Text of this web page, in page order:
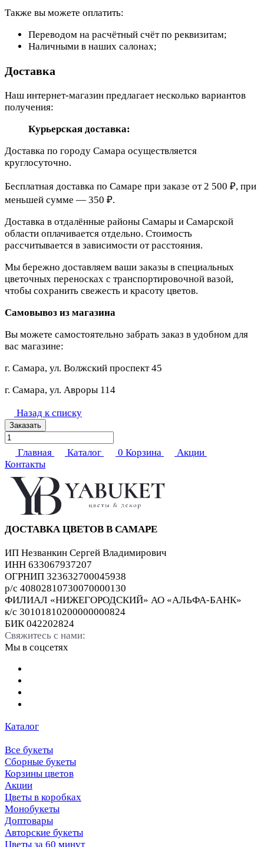
Также вы можете оплатить:
Переводом на расчётный счёт по реквизитам;
Наличными в наших салонах;
Доставка
Наш интернет-магазин предлагает несколько вариантов
получения:
Курьерская доставка:
Доставка по городу Самара осуществляется
круглосуточно.
Бесплатная доставка по Самаре при заказе от 2 500 ₽, при
меньшей сумме — 350 ₽.
Доставка в отдалённые районы Самары и Самарской
области оплачивается отдельно. Стоимость
рассчитывается в зависимости от расстояния.
Мы бережно доставляем ваши заказы в специальных
цветочных переносках с транспортировочной вазой,
чтобы сохранить свежесть и красоту цветов.
Самовывоз из магазина
Вы можете самостоятельно забрать заказ в удобном для
вас магазине:
г. Самара, ул. Волжский проспект 45
г. Самара, ул. Авроры 114
Назад к списку
Заказать
Главная Каталог 0 Корзина
Акции
Контакты
ДОСТАВКА ЦВЕТОВ В САМАРЕ
ИП Незванкин Сергей Владимирович
ИНН 633067937207
ОГРНИП 323632700045938
р/с 40802810730070000130
ФИЛИАЛ «НИЖЕГОРОДСКИЙ» АО «АЛЬФА-БАНК»
к/с 30101810200000000824
БИК 042202824
Свяжитесь с нами:
Мы в соцсетях
Каталог
Все букеты
Сборные букеты
Корзины цветов
Акции
Цветы в коробках
Монобукеты
Доптовары
Авторские букеты
Цветы за 60 минут